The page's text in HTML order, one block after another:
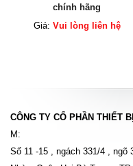
chính hãng
Giá: Vui lòng liên hệ
CÔNG TY CỔ PHẦN THIẾT
M:
Số 11 -15 , ngách 331/4 ,